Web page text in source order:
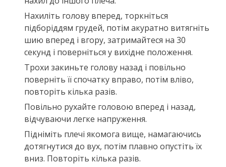
Нахиліть голову вперед, торкніться
підборіддям грудей, потім акуратно витягніть
шию вперед і вгору, затримайтеся на 30
секунд і поверніться у вихідне положення.
Трохи закиньте голову назад і повільно
поверніть її спочатку вправо, потім вліво,
повторіть кілька разів.
Повільно рухайте головою вперед і назад,
відчуваючи легке напруження.
Підніміть плечі якомога вище, намагаючись
дотягнутися до вух, потім плавно опустіть їх
вниз. Повторіть кілька разів.